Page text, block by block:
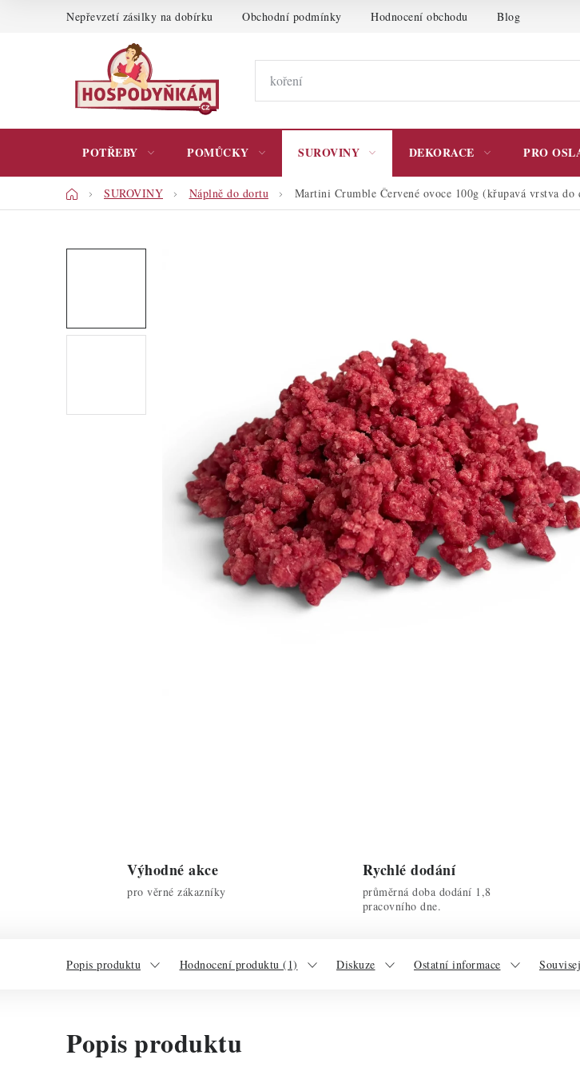
Nepřevzetí zásilky na dobírku Obchodní podmínky Hodnocení obchodu Blog
POTŘEBY POMŮCKY SUROVINY DEKORACE PRO
DomůSUROVINY Náplně do dortu Martini Crumble Červené ovoce 100g (křupavá vrstva do
Výhodné akce
pro věrné zákazníky
Rychlé dodání
průměrná doba dodání 1,8
pracovního dne.
Popis produktu Hodnocení produktu (1) Diskuze Ostatní informace
Popis produktu